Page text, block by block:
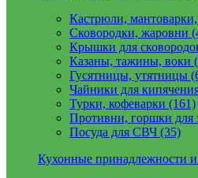
Кастрюли,
Сковородки, жаровни
Крышки для
Казаны, тажины, воки
Гусятницы, утятницы
Чайники для
Турки, кофеварки (161)
Противни, горшки для
Посуда для СВЧ (35)
Кухонные принадлежности